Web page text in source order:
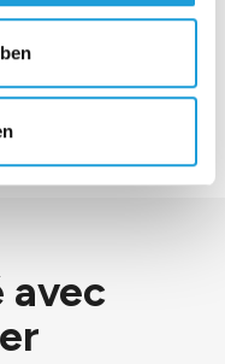
avec